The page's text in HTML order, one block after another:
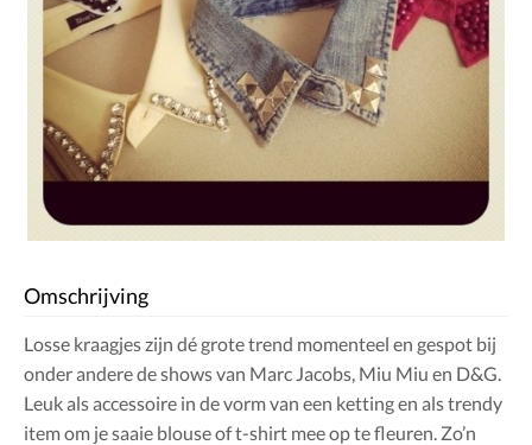
Omschrijving
Losse kraagjes zijn dé grote trend momenteel en gespot bij
onder andere de shows van Marc Jacobs, Miu Miu en D&G.
Leuk als accessoire in de vorm van een ketting en als trendy
item om je saaie blouse of t-shirt mee op te fleuren. Zo’n